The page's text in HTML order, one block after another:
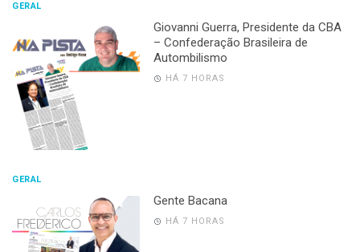
GERAL
Giovanni Guerra, Presidente da CBA
– Confederação Brasileira de
Autombilismo
HÁ 7 HORAS
GERAL
Gente Bacana
HÁ 7 HORAS